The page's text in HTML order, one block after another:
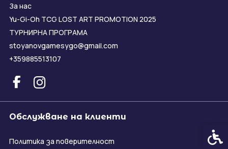
За нас
Yu-Gi-Oh TCG LOST ART PROMOTION 2025
ТУРНИРНА ПРОГРАМА
stoyanovgamesygo@gmail.com
+359885513107
Обслужване на клиенти
Политика за поверителност